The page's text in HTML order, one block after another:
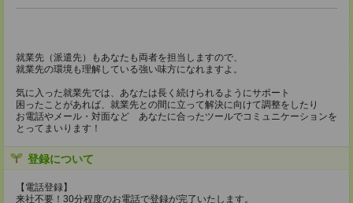
就業先（派遣先）もあなたも両者を担当しますので、
就業先の環境も理解している強い味方になれますよ。
気に入った就業先では、あなたは長く続けられるようにサポート
困ったことがあれば、就業先との間に立って解決に向けて調整をしたり
お電話やメール・対面など あなたに合ったツールでコミュニケーションを
とってまいります！
登録について
【電話登録】
来社不要！30分程度のお電話で登録が完了いたします。